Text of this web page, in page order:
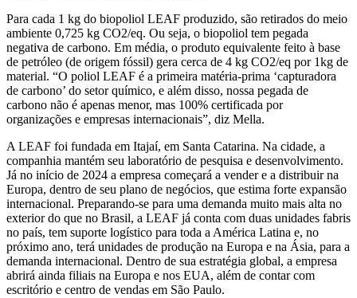
Para cada 1 kg do biopoliol LEAF produzido, são retirados do meio
ambiente 0,725 kg CO2/eq. Ou seja, o biopoliol tem pegada
negativa de carbono. Em média, o produto equivalente feito à base
de petróleo (de origem fóssil) gera cerca de 4 kg CO2/eq por 1kg de
material. “O poliol LEAF é a primeira matéria-prima ‘capturadora
de carbono’ do setor químico, e além disso, nossa pegada de
carbono não é apenas menor, mas 100% certificada por
organizações e empresas internacionais”, diz Mella.
A LEAF foi fundada em Itajaí, em Santa Catarina. Na cidade, a
companhia mantém seu laboratório de pesquisa e desenvolvimento.
Já no início de 2024 a empresa começará a vender e a distribuir na
Europa, dentro de seu plano de negócios, que estima forte expansão
internacional. Preparando-se para uma demanda muito mais alta no
exterior do que no Brasil, a LEAF já conta com duas unidades fabris
no país, tem suporte logístico para toda a América Latina e, no
próximo ano, terá unidades de produção na Europa e na Ásia, para a
demanda internacional. Dentro de sua estratégia global, a empresa
abrirá ainda filiais na Europa e nos EUA, além de contar com
escritório e centro de vendas em São Paulo.